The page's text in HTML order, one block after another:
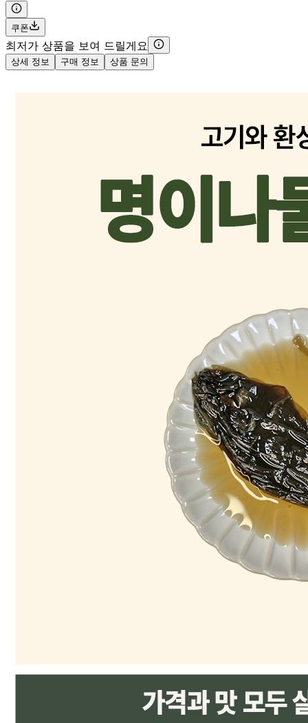
쿠폰
최저가 상품을 보여 드릴게요
상세 정보 구매 정보 상품 문의